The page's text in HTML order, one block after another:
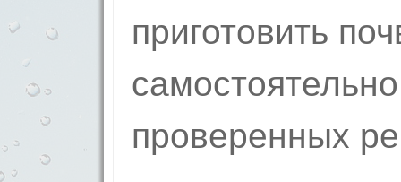
приготовить
проверенных